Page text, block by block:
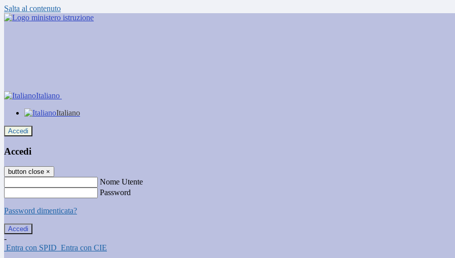
Salta al contenuto
Italiano
Italiano
Accedi
Accedi
button close ×
Nome Utente
Password
Password dimenticata?
-
Entra con SPID Entra con CIE